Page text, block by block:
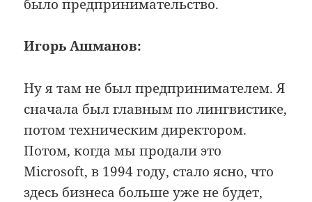
было предпринимательство.
Игорь Ашманов:
Ну я там не был предпринимателем. Я
сначала был главным по лингвистике,
потом техническим директором.
Потом, когда мы продали это
Microsoft, в 1994 году, стало ясно, что
здесь бизнеса больше уже не будет,